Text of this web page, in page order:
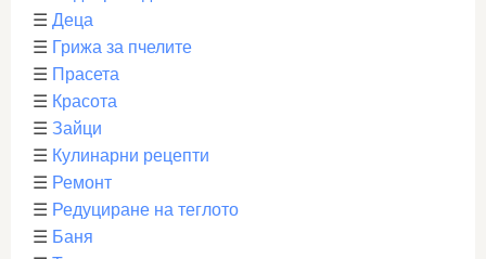
☰ Деца
☰ Грижа за пчелите
☰ Прасета
☰ Красота
☰ Зайци
☰ Кулинарни рецепти
☰ Ремонт
☰ Редуциране на теглото
☰ Баня